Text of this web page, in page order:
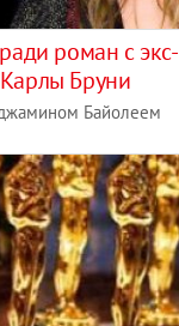
роман с экс-
Бруни
Байолеем